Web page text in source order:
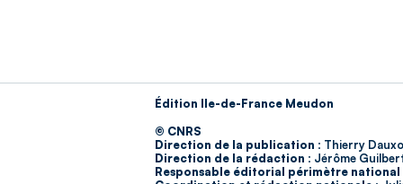
Édition Ile-de-France Meudon
© CNRS
Direction de la publication : Thierry
Direction de la rédaction : Jérôme
Responsable éditorial périmètre national